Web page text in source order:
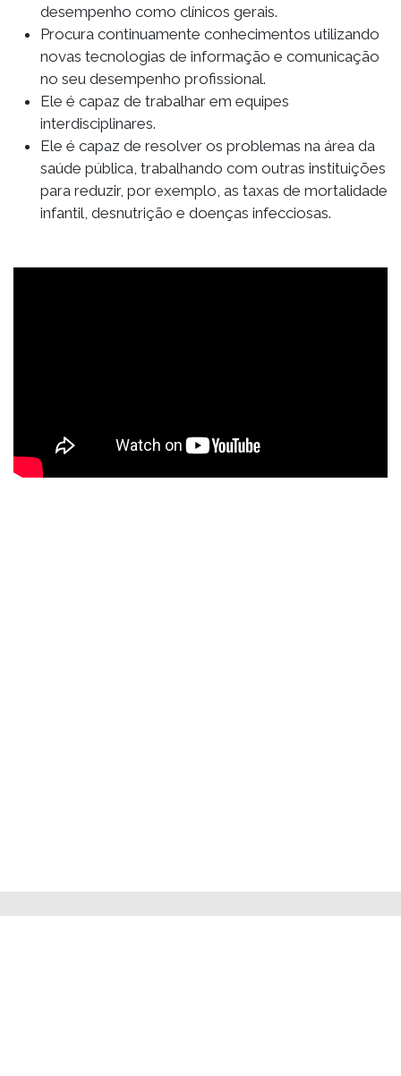
desempenho como clínicos gerais.
Procura continuamente conhecimentos utilizando
novas tecnologias de informação e comunicação
no seu desempenho profissional.
Ele é capaz de trabalhar em equipes
interdisciplinares.
Ele é capaz de resolver os problemas na área da
saúde pública, trabalhando com outras instituições
para reduzir, por exemplo, as taxas de mortalidade
infantil, desnutrição e doenças infecciosas.